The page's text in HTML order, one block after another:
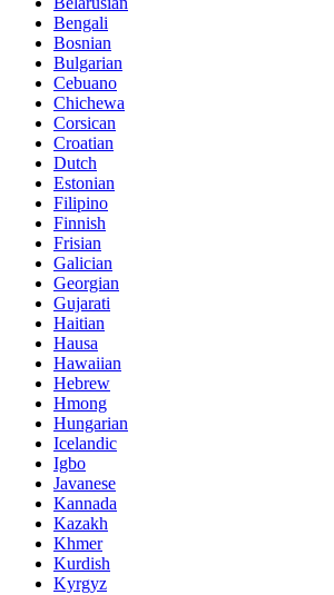
Bengali
Bosnian
Bulgarian
Cebuano
Chichewa
Corsican
Croatian
Dutch
Estonian
Filipino
Finnish
Frisian
Galician
Georgian
Gujarati
Haitian
Hausa
Hawaiian
Hebrew
Hmong
Hungarian
Icelandic
Igbo
Javanese
Kannada
Kazakh
Khmer
Kurdish
Kyrgyz